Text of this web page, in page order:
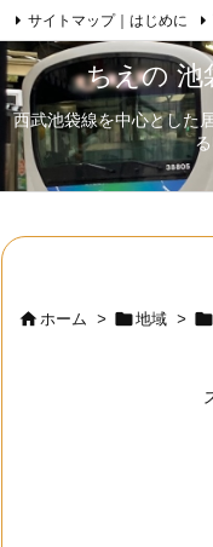
ちえの 池
西武池袋線を中心とした
サイトマップ｜はじめに
日本酒 歌舞伎 自己紹
ホーム > 地域 > 